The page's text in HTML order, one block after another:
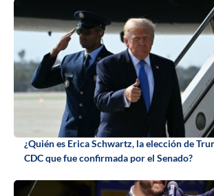
¿Quién es Erica Schwartz, la elección de
CDC que fue confirmada por el Senado?